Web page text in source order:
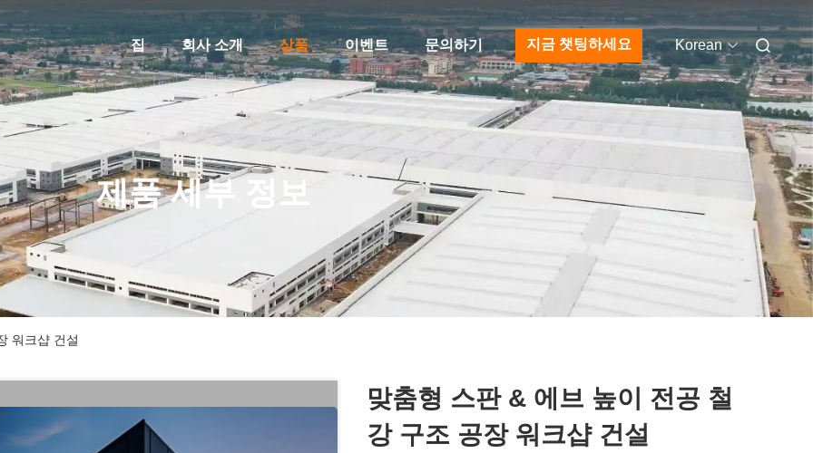
집 회사 소개 상품 이벤트 문의하기 지금 챗팅하세요 Korean
제품 세부 정보
워크샵 건설
맞춤형 스판 & 에브 높이 전공 철
강 구조 공장 워크샵 건설